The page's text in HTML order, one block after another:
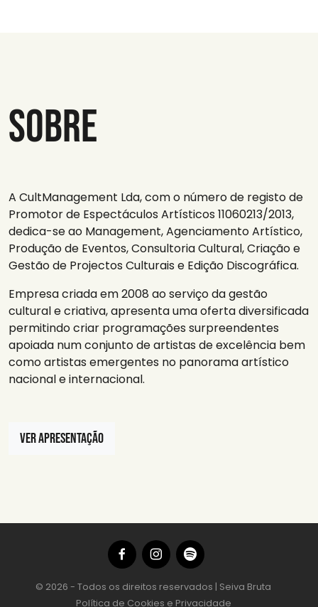
Sobre
A CultManagement Lda, com o número de registo de
Promotor de Espectáculos Artísticos 11060213/2013,
dedica-se ao Management, Agenciamento Artístico,
Produção de Eventos, Consultoria Cultural, Criação e
Gestão de Projectos Culturais e Edição Discográfica.
Empresa criada em 2008 ao serviço da gestão
cultural e criativa, apresenta uma oferta diversificada
permitindo criar programações surpreendentes
apoiada num conjunto de artistas de excelência bem
como artistas emergentes no panorama artístico
nacional e internacional.
VER APRESENTAÇÃO
© 2026 - Todos os direitos reservados | Seiva Bruta
Política de Cookies e Privacidade